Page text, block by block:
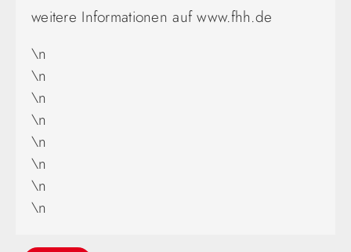
weitere Informationen auf www.fhh.de
\n
\n
\n
\n
\n
\n
\n
\n